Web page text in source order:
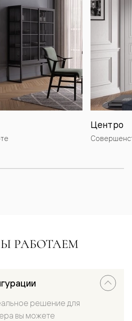
Центро
РАБОТАЕМ
решение для
вы можете